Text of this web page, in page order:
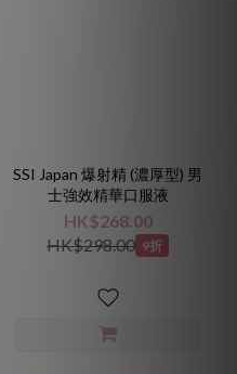
SSI Japan 爆射精 (濃厚型) 男
士強效精華口服液
HK$268.00
HK$298.00 9折